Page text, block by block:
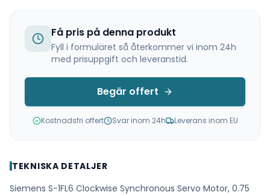
Få pris på denna produkt
Fyll i formuläret så återkommer vi inom 24h
med prisuppgift och leveranstid.
Begär offert
Kostnadsfri offert Svar inom 24h Leverans inom EU
TEKNISKA DETALJER
Siemens S-1FL6 Clockwise Synchronous Servo Motor, 0.75